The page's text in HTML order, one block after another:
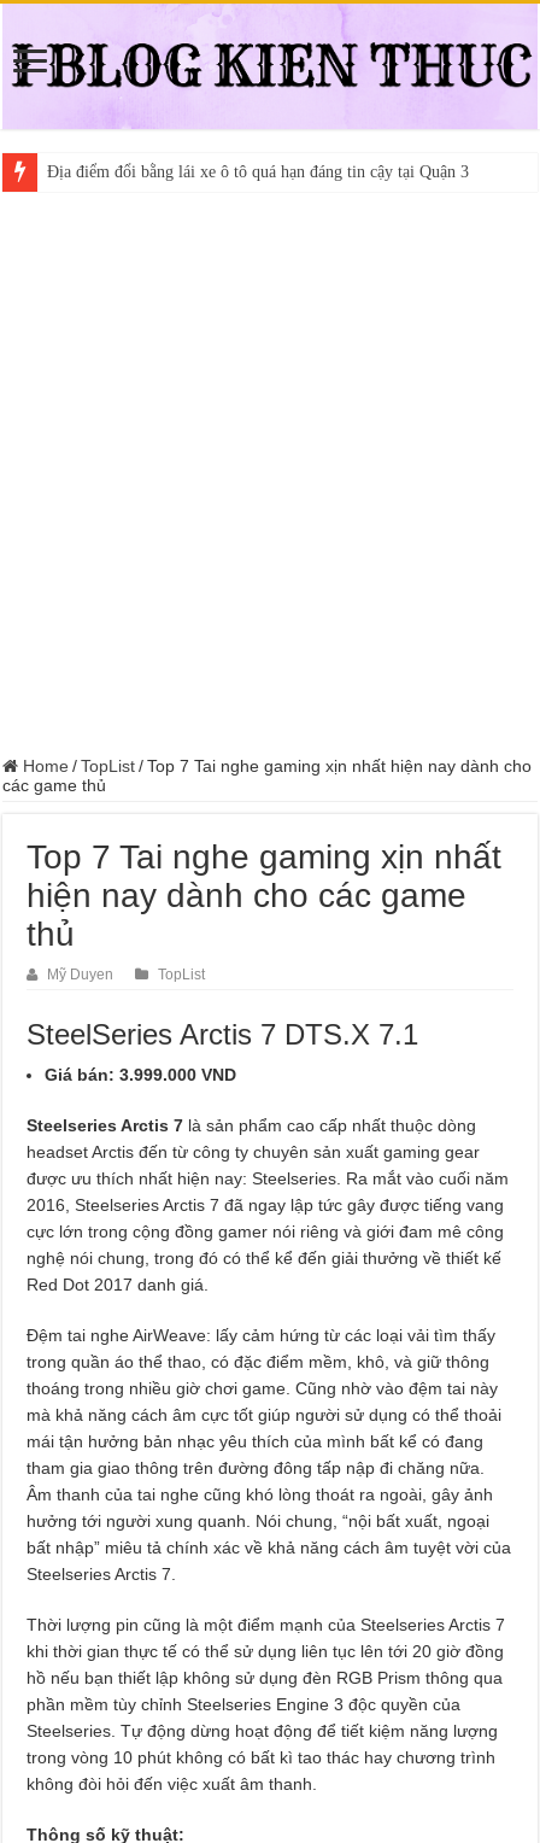
Địa điểm đổi bằng lái xe ô tô quá hạn đáng tin cậy tại Quận 3
Trung tâm nào học thi giấy phép lái xe hạng A (A2 cũ), A1 uy tín tại
Home / TopList / Top 7 Tai nghe gaming xịn nhất hiện nay dành cho
các game thủ
Top 7 Tai nghe gaming xịn nhất
hiện nay dành cho các game
thủ
Mỹ Duyen TopList
SteelSeries Arctis 7 DTS.X 7.1
Giá bán: 3.999.000 VND
Steelseries Arctis 7 là sản phẩm cao cấp nhất thuộc dòng
headset Arctis đến từ công ty chuyên sản xuất gaming gear
được ưu thích nhất hiện nay: Steelseries. Ra mắt vào cuối năm
2016, Steelseries Arctis 7 đã ngay lập tức gây được tiếng vang
cực lớn trong cộng đồng gamer nói riêng và giới đam mê công
nghệ nói chung, trong đó có thể kể đến giải thưởng về thiết kế
Red Dot 2017 danh giá.
Đệm tai nghe AirWeave: lấy cảm hứng từ các loại vải tìm thấy
trong quần áo thể thao, có đặc điểm mềm, khô, và giữ thông
thoáng trong nhiều giờ chơi game. Cũng nhờ vào đệm tai này
mà khả năng cách âm cực tốt giúp người sử dụng có thể thoải
mái tận hưởng bản nhạc yêu thích của mình bất kể có đang
tham gia giao thông trên đường đông tấp nập đi chăng nữa.
Âm thanh của tai nghe cũng khó lòng thoát ra ngoài, gây ảnh
hưởng tới người xung quanh. Nói chung, “nội bất xuất, ngoại
bất nhập” miêu tả chính xác về khả năng cách âm tuyệt vời của
Steelseries Arctis 7.
Thời lượng pin cũng là một điểm mạnh của Steelseries Arctis 7
khi thời gian thực tế có thể sử dụng liên tục lên tới 20 giờ đồng
hồ nếu bạn thiết lập không sử dụng đèn RGB Prism thông qua
phần mềm tùy chỉnh Steelseries Engine 3 độc quyền của
Steelseries. Tự động dừng hoạt động để tiết kiệm năng lượng
trong vòng 10 phút không có bất kì tao thác hay chương trình
không đòi hỏi đến việc xuất âm thanh.
Thông số kỹ thuật: